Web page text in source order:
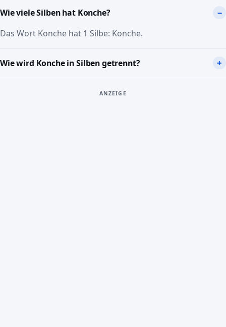
Wie viele Silben hat Konche?
Das Wort Konche hat 1 Silbe: Konche.
Wie wird Konche in Silben getrennt?
ANZEIGE